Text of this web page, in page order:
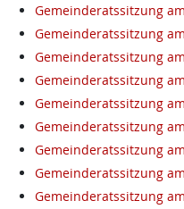
Gemeinderatssitzung
Gemeinderatssitzung
Gemeinderatssitzung
Gemeinderatssitzung
Gemeinderatssitzung
Gemeinderatssitzung
Gemeinderatssitzung
Gemeinderatssitzung
Gemeinderatssitzung